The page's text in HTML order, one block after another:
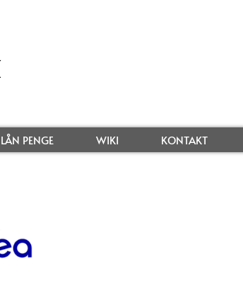
LÅN PENGE WIKI KONTAKT